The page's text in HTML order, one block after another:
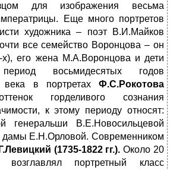
для изображения весьма
Еще много портретов
художника – поэт В.И.Майков
все семейство Воронцова – он
х), его жена М.А.Воронцова и дети
восьмидесятых годов
века в портретах Ф.С.Рокотова
горделивого сознания
к этому периоду относят:
генеральши В.Е.Новосильцевой
дамы Е.Н.Орловой. Современником
(1735-1822 гг.). Около 20
возглавлял портретный класс